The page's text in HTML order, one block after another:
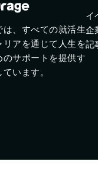
、すべての就活生
アを通じて人生を
サポートを提供す
います。
イ
企
記